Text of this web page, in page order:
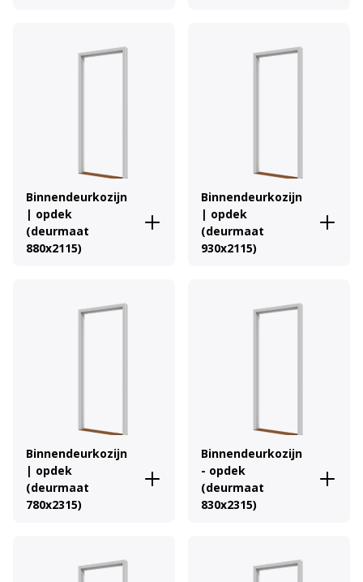
Binnendeurkozijn
| opdek
(deurmaat
880x2115)
Binnendeurkozijn
| opdek
(deurmaat
930x2115)
Binnendeurkozijn
| opdek
(deurmaat
780x2315)
Binnendeurkozijn
- opdek
(deurmaat
830x2315)